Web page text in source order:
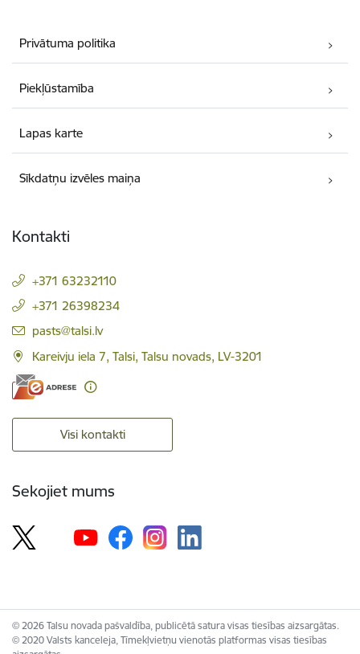
Privātuma politika
Piekļūstamība
Lapas karte
Sīkdatņu izvēles maiņa
Kontakti
+371 63232110
+371 26398234
E-pasts:
pasts@talsi.lv
Kareivju iela 7, Talsi, Talsu novads, LV-3201
Visi kontakti
Sekojiet mums
© 2026 Talsu novada pašvaldība, publicētā satura visas tiesības aizsargātas.
© 2020 Valsts kanceleja, Tīmekļvietņu vienotās platformas visas tiesības